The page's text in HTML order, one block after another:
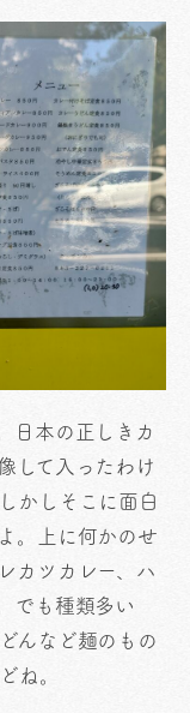
日本の正しきカ
して入ったわけ
かしそこに面白
。上に何かのせ
カツカレー、ハ
でも種類多い
んなど麺のもの
ね。